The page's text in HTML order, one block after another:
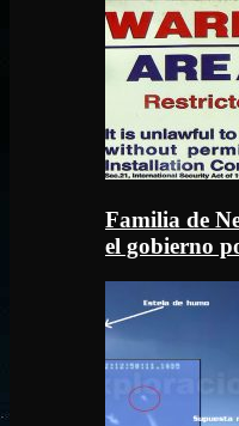
Familia de
el gobierno